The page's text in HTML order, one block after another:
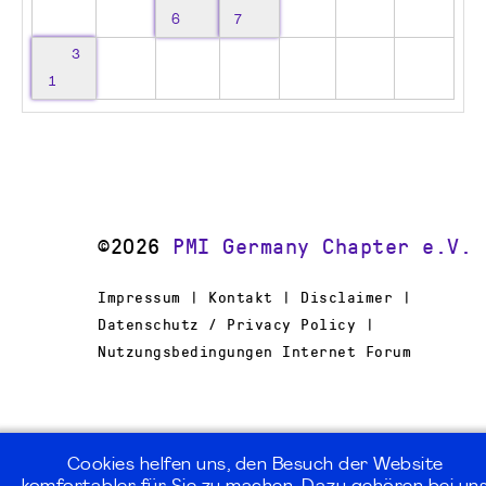
6
7
3
1
©2026 PMI Germany Chapter e.V.
Impressum | Kontakt | Disclaimer |
Datenschutz / Privacy Policy |
Nutzungsbedingungen Internet Forum
Cookies helfen uns, den Besuch der Website